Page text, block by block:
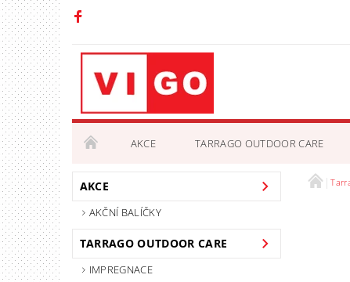
AKCE TARRAGO OUTDOOR CARE
OBCHODNÍ PODMÍNKY PODMÍNKY OCHRANY
AKCE
AKČNÍ BALÍČKY
TARRAGO OUTDOOR CARE
IMPREGNACE